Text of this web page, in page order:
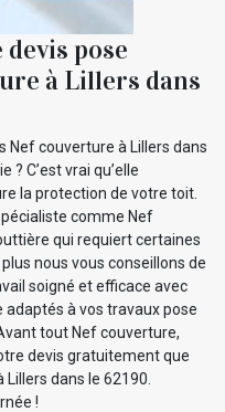
pose
à Lillers dans
couverture à Lillers dans
? C’est vrai qu’elle
la protection de votre toit.
comme Nef
qui requiert certaines
nous vous conseillons de
soigné et efficace avec
à vos travaux pose
tout Nef couverture,
devis gratuitement que
dans le 62190.
!